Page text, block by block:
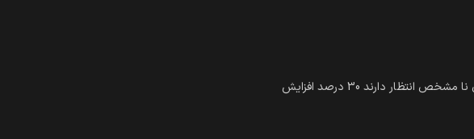
در رابطه با مسائل اجتماعی مانند تغییرات آب و هوایی و عدالت نژادی 2019 تا 2021 تعداد افرادی که از برندها برای ایجاد ثبات در زمانهای نا مشخص انتظار دارند 30 درصد افزایش